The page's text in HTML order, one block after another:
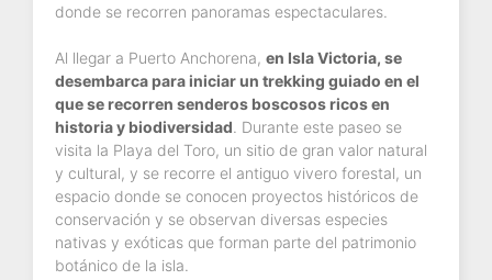
donde se recorren panoramas espectaculares.
Al llegar a Puerto Anchorena, en Isla Victoria, se
desembarca para iniciar un trekking guiado en el
que se recorren senderos boscosos ricos en
historia y biodiversidad . Durante este paseo se
visita la Playa del Toro, un sitio de gran valor natural
y cultural, y se recorre el antiguo vivero forestal, un
espacio donde se conocen proyectos históricos de
conservación y se observan diversas especies
nativas y exóticas que forman parte del patrimonio
botánico de la isla.